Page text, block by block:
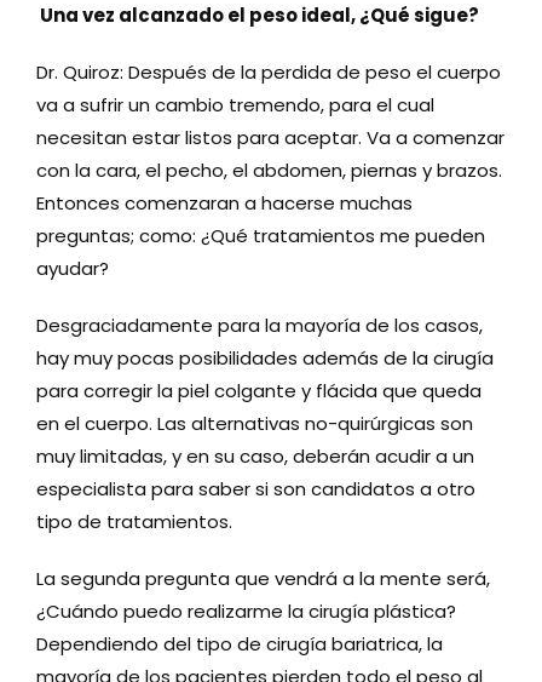
Una vez alcanzado el peso ideal, ¿Qué sigue?
Dr. Quiroz: Después de la perdida de peso el cuerpo
va a sufrir un cambio tremendo, para el cual
necesitan estar listos para aceptar. Va a comenzar
con la cara, el pecho, el abdomen, piernas y brazos.
Entonces comenzaran a hacerse muchas
preguntas; como: ¿Qué tratamientos me pueden
ayudar?
Desgraciadamente para la mayoría de los casos,
hay muy pocas posibilidades además de la cirugía
para corregir la piel colgante y flácida que queda
en el cuerpo. Las alternativas no-quirúrgicas son
muy limitadas, y en su caso, deberán acudir a un
especialista para saber si son candidatos a otro
tipo de tratamientos.
La segunda pregunta que vendrá a la mente será,
¿Cuándo puedo realizarme la cirugía plástica?
Dependiendo del tipo de cirugía bariatrica, la
mayoría de los pacientes pierden todo el peso al